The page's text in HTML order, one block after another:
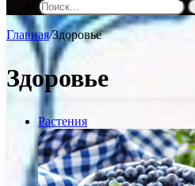
Главная/Здоровье
Здоровье
Растения